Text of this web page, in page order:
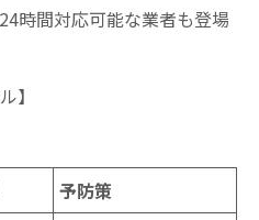
時間対応可能な業者も登場
】
予防策